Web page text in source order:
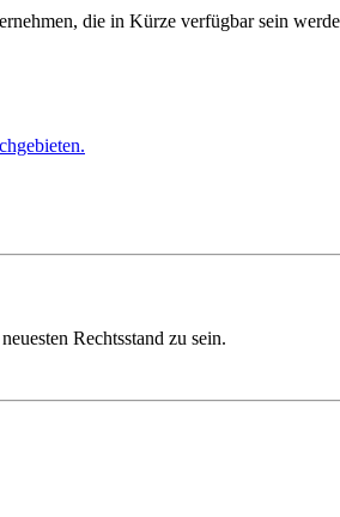
die in Kürze verfügbar sein
Rechtsstand zu sein.